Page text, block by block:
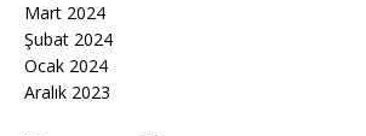
Mart 2024
Şubat 2024
Ocak 2024
Aralık 2023